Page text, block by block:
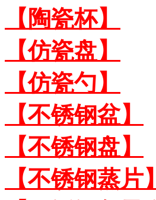
【陶瓷杯】
【仿瓷盘】
【仿瓷勺】
【不锈钢盆】
【不锈钢盘】
【不锈钢蒸片】